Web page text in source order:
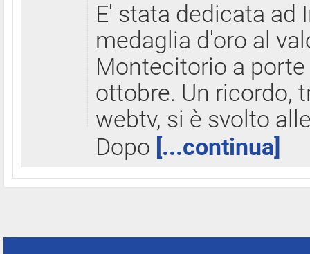
E' stata dedicata ad
medaglia d'oro al
Montecitorio a
ottobre. Un ricordo,
webtv, si è svolto
Dopo [...continua]